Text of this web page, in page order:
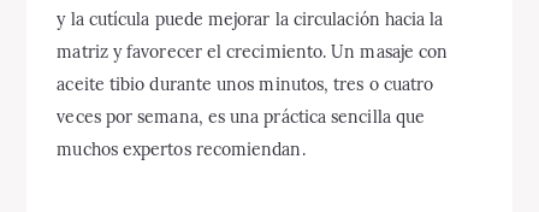
y la cutícula puede mejorar la circulación hacia la
matriz y favorecer el crecimiento. Un masaje con
aceite tibio durante unos minutos, tres o cuatro
veces por semana, es una práctica sencilla que
muchos expertos recomiendan.